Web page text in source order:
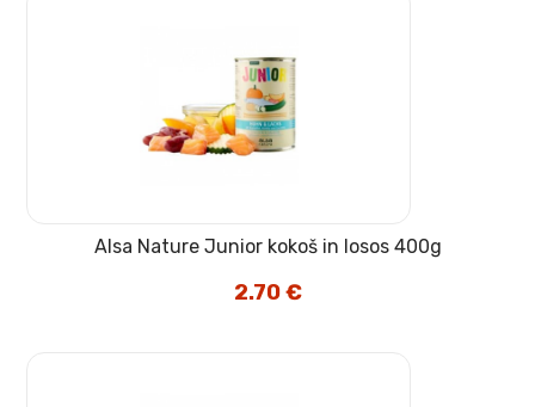
Alsa Nature Junior kokoš in losos 400g
2.70€